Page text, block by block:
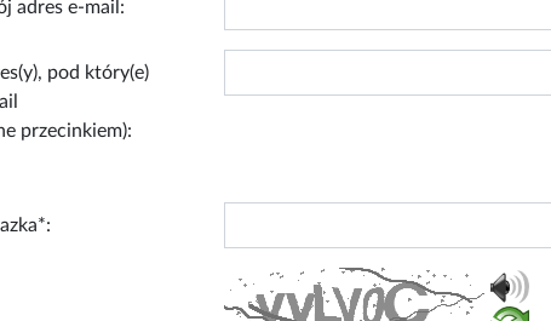
adres e-mail:
pod który(e)
przecinkiem):